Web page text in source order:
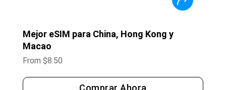
Mejor eSIM para China, Hong Kong y
Macao
From $8.50